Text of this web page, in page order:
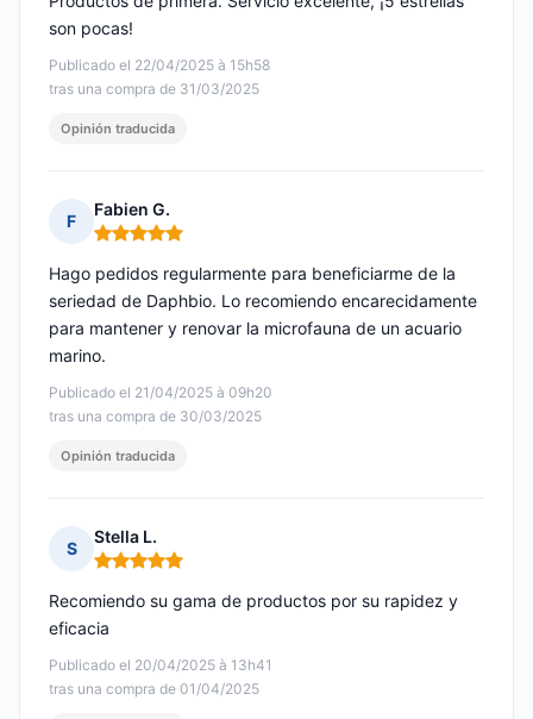
Publicado el 22/04/2025 à 15h58
tras una compra de 31/03/2025
son pocas!
Opinión traducida
F
Fabien G.
Nota: 5 de 5
Publicado el 21/04/2025 à 09h20
tras una compra de 30/03/2025
Hago pedidos regularmente para beneficiarme de la
seriedad de Daphbio. Lo recomiendo encarecidamente
para mantener y renovar la microfauna de un acuario
marino.
Opinión traducida
S
Stella L.
Nota: 5 de 5
Publicado el 20/04/2025 à 13h41
tras una compra de 01/04/2025
Recomiendo su gama de productos por su rapidez y
eficacia